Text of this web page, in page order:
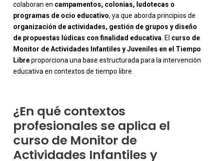
colaboran en campamentos, colonias, ludotecas o
programas de ocio educativo, ya que aborda principios de
organización de actividades, gestión de grupos y diseño
de propuestas lúdicas con finalidad educativa . El curso de
Monitor de Actividades Infantiles y Juveniles en el Tiempo
Libreproporciona una base estructurada para la intervención
educativa en contextos de tiempo libre.
-
¿En qué contextos
profesionales se aplica el
curso de Monitor de
Actividades Infantiles y